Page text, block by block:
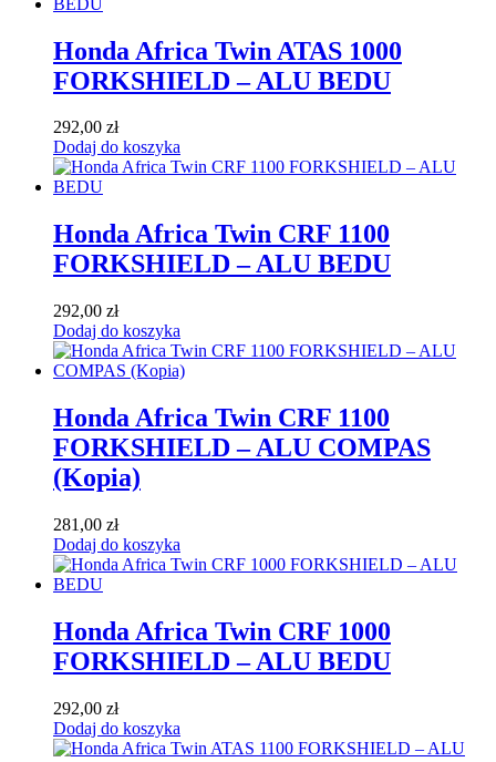
Honda Africa Twin ATAS 1000
FORKSHIELD – ALU BEDU
292,00 zł
Dodaj do koszyka
Honda Africa Twin CRF 1100
FORKSHIELD – ALU BEDU
292,00 zł
Dodaj do koszyka
Honda Africa Twin CRF 1100
FORKSHIELD – ALU COMPAS
(Kopia)
281,00 zł
Dodaj do koszyka
Honda Africa Twin CRF 1000
FORKSHIELD – ALU BEDU
292,00 zł
Dodaj do koszyka